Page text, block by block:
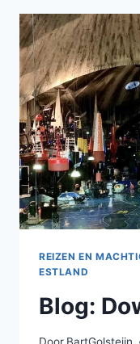
REIZEN EN
ESTLAND
Blog: